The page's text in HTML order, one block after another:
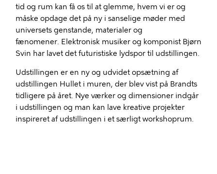
tid og rum kan få os til at glemme, hvem vi er og
måske opdage det på ny i sanselige møder med
universets genstande, materialer og
fænomener. Elektronisk musiker og komponist Bjørn
Svin har lavet det futuristiske lydspor til udstillingen.
Udstillingen er en ny og udvidet opsætning af
udstillingen Hullet i muren, der blev vist på Brandts
tidligere på året. Nye værker og dimensioner indgår
i udstillingen og man kan lave kreative projekter
inspireret af udstillingen i et særligt workshoprum.